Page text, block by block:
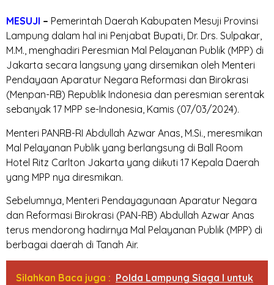
MESUJI – Pemerintah Daerah Kabupaten Mesuji Provinsi
Lampung dalam hal ini Penjabat Bupati, Dr. Drs. Sulpakar,
M.M., menghadiri Peresmian Mal Pelayanan Publik (MPP) di
Jakarta secara langsung yang dirsemikan oleh Menteri
Pendayaan Aparatur Negara Reformasi dan Birokrasi
(Menpan-RB) Republik Indonesia dan peresmian serentak
sebanyak 17 MPP se-Indonesia, Kamis (07/03/2024).
Menteri PANRB-RI Abdullah Azwar Anas, M.Si., meresmikan
Mal Pelayanan Publik yang berlangsung di Ball Room
Hotel Ritz Carlton Jakarta yang diikuti 17 Kepala Daerah
yang MPP nya diresmikan.
Sebelumnya, Menteri Pendayagunaan Aparatur Negara
dan Reformasi Birokrasi (PAN-RB) Abdullah Azwar Anas
terus mendorong hadirnya Mal Pelayanan Publik (MPP) di
berbagai daerah di Tanah Air.
Silahkan Baca juga : Polda Lampung Siaga I untuk